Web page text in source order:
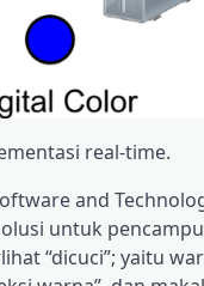
real-time.
and
untuk
“dicuci”; yaitu